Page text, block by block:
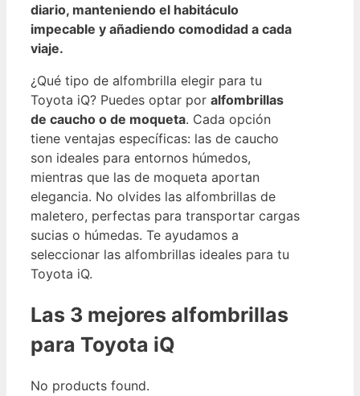
diario, manteniendo el habitáculo
impecable y añadiendo comodidad a cada
viaje.
¿Qué tipo de alfombrilla elegir para tu
Toyota iQ? Puedes optar por alfombrillas
de caucho o de moqueta. Cada opción
tiene ventajas específicas: las de caucho
son ideales para entornos húmedos,
mientras que las de moqueta aportan
elegancia. No olvides las alfombrillas de
maletero, perfectas para transportar cargas
sucias o húmedas. Te ayudamos a
seleccionar las alfombrillas ideales para tu
Toyota iQ.
Las 3 mejores alfombrillas
para Toyota iQ
No products found.